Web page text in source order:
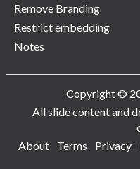
Remove Branding
Restrict embedding
Notes
Copyright ©
All slide content and
About
Terms Privacy